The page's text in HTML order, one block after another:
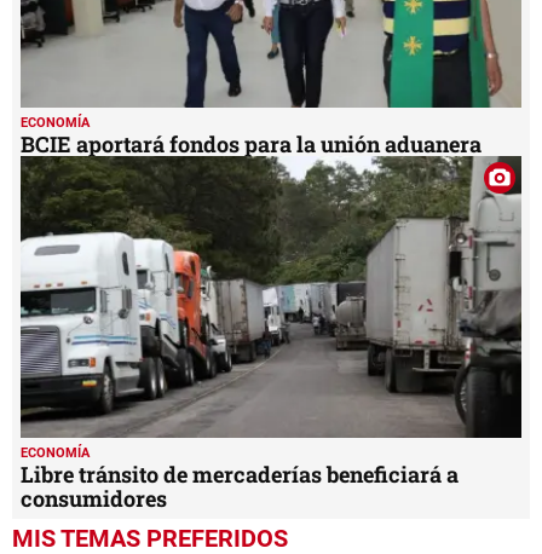
ECONOMÍA
BCIE aportará fondos para la unión aduanera
ECONOMÍA
Libre tránsito de mercaderías beneficiará a
consumidores
MIS TEMAS PREFERIDOS